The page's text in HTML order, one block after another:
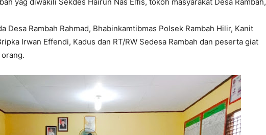
Desa Rambah Rahmad, Bhabinkamtibmas Polsek Rambah Hilir, Kanit
Irwan Effendi, Kadus dan RT/RW Sedesa Rambah dan peserta giat